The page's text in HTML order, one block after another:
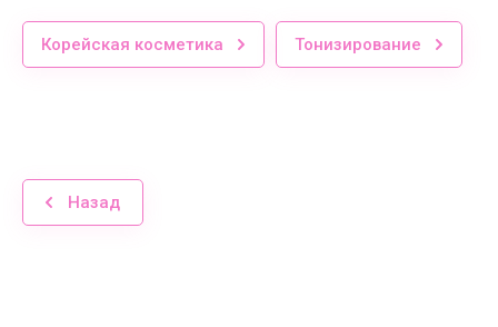
Корейская косметика Тонизирование
Назад